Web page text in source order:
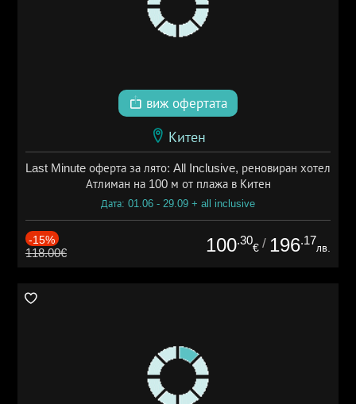
виж офертата
Китен
Last Minute оферта за лято: All Inclusive, реновиран хотел
Атлиман на 100 м от плажа в Китен
Дата: 01.06 - 29.09 + all inclusive
-15%
118.00€ 100.30
€ / 196.17
лв.